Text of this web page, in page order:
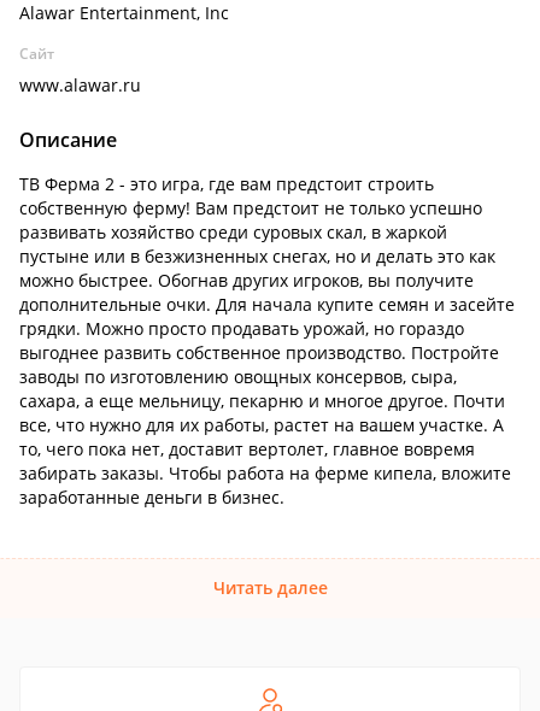
Alawar Entertainment, Inc
Сайт
www.alawar.ru
Описание
ТВ Ферма 2 - это игра, где вам предстоит строить
собственную ферму! Вам предстоит не только успешно
развивать хозяйство среди суровых скал, в жаркой
пустыне или в безжизненных снегах, но и делать это как
можно быстрее. Обогнав других игроков, вы получите
дополнительные очки. Для начала купите семян и засейте
грядки. Можно просто продавать урожай, но гораздо
выгоднее развить собственное производство. Постройте
заводы по изготовлению овощных консервов, сыра,
сахара, а еще мельницу, пекарню и многое другое. Почти
все, что нужно для их работы, растет на вашем участке. А
то, чего пока нет, доставит вертолет, главное вовремя
забирать заказы. Чтобы работа на ферме кипела, вложите
заработанные деньги в бизнес.
Читать далее